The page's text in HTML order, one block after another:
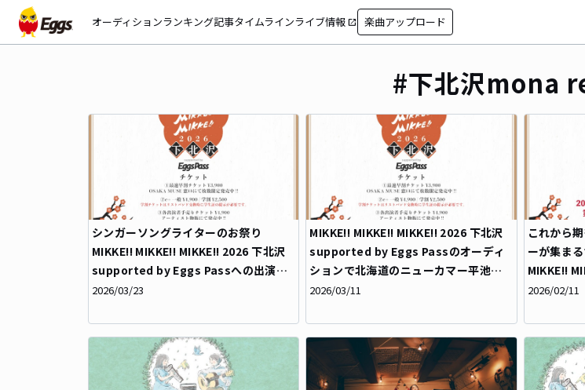
オーディションランキング記事タイムラインライブ情報 open_in_new 楽曲アップロード
#下北沢mona
シンガーソングライターのお祭り
MIKKE!! MIKKE!! MIKKE!! 2026 下北沢
supported by Eggs Passへの出演者
最終発表！！
2026/03/23
MIKKE!! MIKKE!! MIKKE!! 2026 下北沢
supported by Eggs Passのオーディ
ションで北海道のニューカマー平池桜
の出演が決定！！
2026/03/11
これから
ーが集ま
MIKKE!!
演を賭け
2026/02/11